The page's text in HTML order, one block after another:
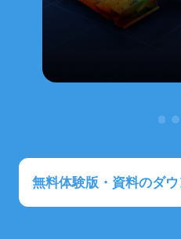
無料体験版・資料のダ